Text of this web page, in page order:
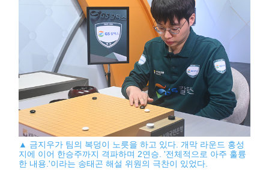
▲ 금지우가 팀의 복덩이 노릇을 하고 있다. 개막 라운드 홍성
지에 이어 한승주까지 격파하며 2연승. '전체적으로 아주 훌륭
한 내용.'이라는 송태곤 해설 위원의 극찬이 있었다.